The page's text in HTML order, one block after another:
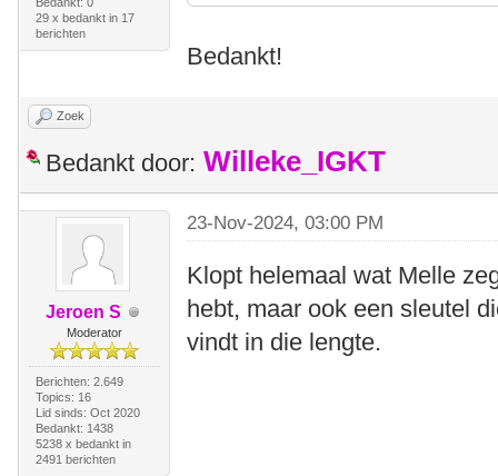
29 x bedankt in 17
berichten
Bedankt!
Zoek
Bedankt door: Willeke_IGKT
Jeroen S
Moderator
Berichten: 2.649
Topics: 16
Lid sinds: Oct 2020
Bedankt: 1438
5238 x bedankt in
2491 berichten
23-Nov-2024, 03:00 PM
Klopt helemaal wat Melle
hebt, maar ook een sleutel
vindt in die lengte.